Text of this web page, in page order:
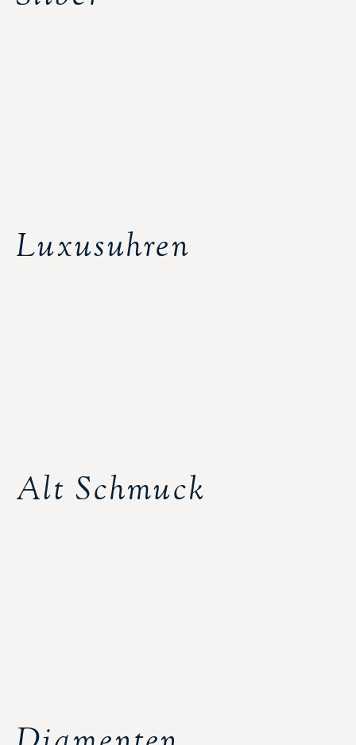
Luxusuhren
Alt Schmuck